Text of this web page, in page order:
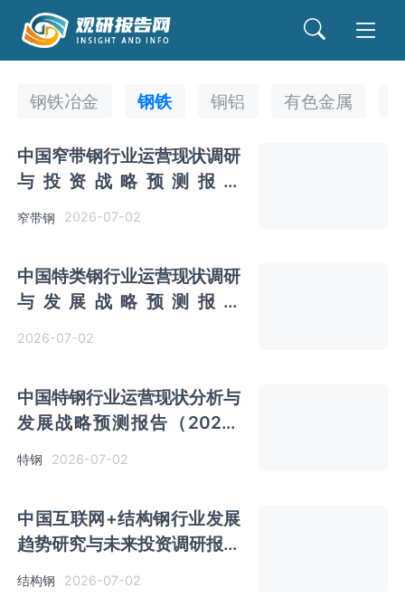
钢铁冶金 钢铁 铜铝 有色金属
中国窄带钢行业运营现状调研
与投资战略预测报告
窄带钢 2026-07-02
中国特类钢行业运营现状调研
与发展战略预测报告
2026-07-02
中国特钢行业运营现状分析与
发展战略预测报告（2026-
2033年）
特钢 2026-07-02
中国互联网+结构钢行业发展
趋势研究与未来投资调研报告
（2026-2033年）
结构钢 2026-07-02